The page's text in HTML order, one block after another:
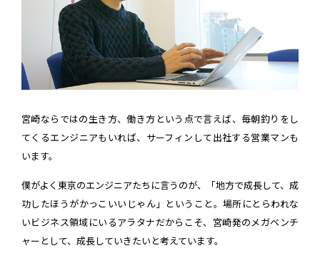
宮崎ならではの生き方、働き方という点で言えば、毎朝釣りをし
てくるエンジニアもいれば、サーフィンして出社する営業マンも
います。
僕がよく東京のエンジニアたちに言うのが、「地方で成長して、成
功したほうがかっこいいじゃん」ということ。場所にとらわれな
いビジネス領域にいるアラタナだからこそ、宮崎発のメガベンチ
ャーとして、成長していきたいと考えています。